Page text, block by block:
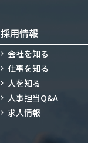
採用情報
会社を知る
仕事を知る
人を知る
人事担当Q&A
求人情報